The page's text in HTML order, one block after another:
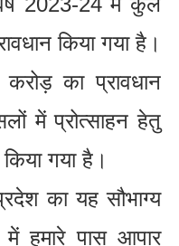
किया गया है।
का प्रावधान
में प्रोत्साहन हेतु
गया है।
का यह सौभाग्य
हमारे पास आपार